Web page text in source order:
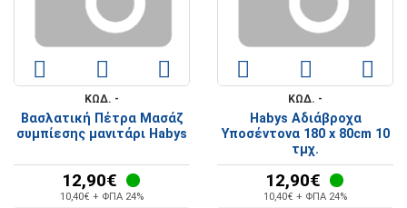
ΚΩΔ. -
Βασλατική Πέτρα Μασάζ
συμπίεσης μανιτάρι Habys
12,90€
10,40€ + ΦΠΑ 24%
ΚΩΔ. -
Habys Αδιάβροχα
Υποσέντονα 180 x 80cm 10
τμχ.
12,90€
10,40€ + ΦΠΑ 24%